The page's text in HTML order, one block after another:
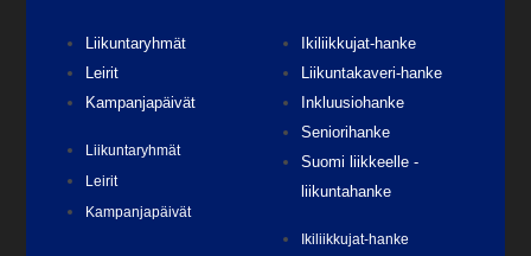
Liikuntaryhmät
Leirit
Kampanjapäivät
Liikuntaryhmät
Leirit
Kampanjapäivät
Ikiliikkujat-hanke
Liikuntakaveri-hanke
Inkluusiohanke
Seniorihanke
Suomi liikkeelle -
liikuntahanke
Ikiliikkujat-hanke